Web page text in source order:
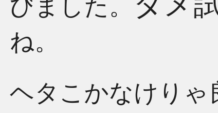
びました。
ね。
ヘタこかなけりゃ